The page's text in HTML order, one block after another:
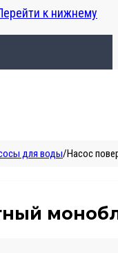
к нижнему
для воды/Насос